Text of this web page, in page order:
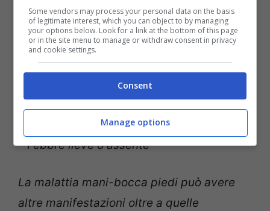
Bambino Gesù:
“- Eruzione di piccole vescicole sul palmo
delle mani, sulla pianta dei piedi, nella
bocca e talvolta anche nella zona del
pannolino;
– Febbre lieve o assente
La malattia mani-bocca piedi può avere
altre manifestazioni oltre a quelle
Some vendors may process your personal data on the basis
of legitimate interest, which you can object to by managing
your options below. Look for a link at the bottom of this page
or in the site menu to manage or withdraw consent in privacy
and cookie settings.
Consent
Manage options